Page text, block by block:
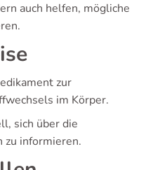
auch helfen, mögliche
zur
im Körper.
sich über die
zu informieren.